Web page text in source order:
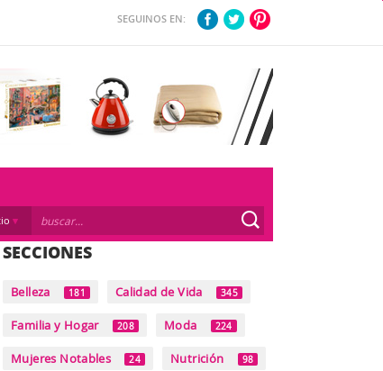
SEGUINOS EN:
SECCIONES
Belleza 181 Calidad de Vida 345
Familia y Hogar 208 Moda 224
Mujeres Notables 24 Nutrición 98